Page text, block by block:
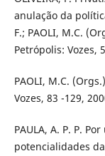
anulação da
F.; PAOLI, M.C.
Petrópolis: Vozes,
PAOLI, M.C.
Vozes, 83 -129,
PAULA, A. P. P.
potencialidades